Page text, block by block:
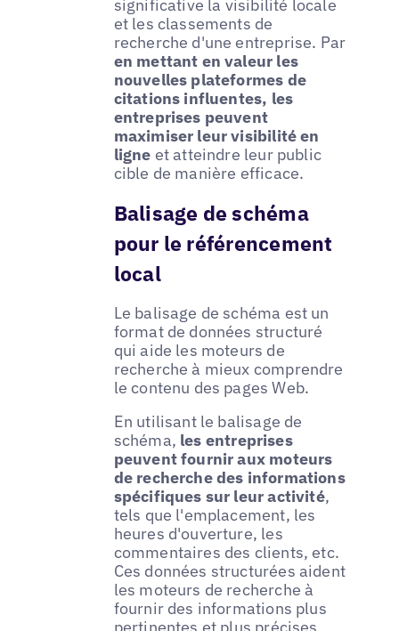
significative la visibilité locale
et les classements de
recherche d'une entreprise. Par
en mettant en valeur les
nouvelles plateformes de
citations influentes, les
entreprises peuvent
maximiser leur visibilité en
ligne et atteindre leur public
cible de manière efficace.
Balisage de schéma
pour le référencement
local
Le balisage de schéma est un
format de données structuré
qui aide les moteurs de
recherche à mieux comprendre
le contenu des pages Web.
En utilisant le balisage de
schéma, les entreprises
peuvent fournir aux moteurs
de recherche des informations
spécifiques sur leur activité,
tels que l'emplacement, les
heures d'ouverture, les
commentaires des clients, etc.
Ces données structurées aident
les moteurs de recherche à
fournir des informations plus
pertinentes et plus précises